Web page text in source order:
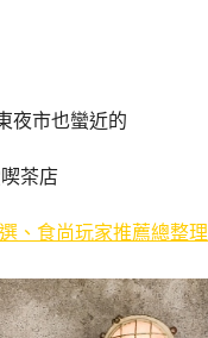
夜市也蠻近的
茶店
、食尚玩家推薦總整理